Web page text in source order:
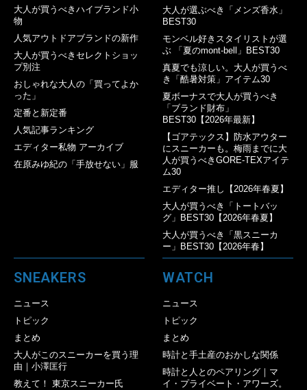
大人が買うべきハイブランド小
物
人気アウトドアブランドの新作
大人が買うべきセレクトショッ
プ別注
おしゃれな大人の「買ってよか
った」
定番と新定番
人気記事ランキング
エディター私物 アーカイブ
在原みゆ紀の「手放せない」服
大人が選ぶべき「メンズ香水」
BEST30
モンベル好きスタイリストが選
ぶ 「夏のmont-bell」BEST30
真夏でも涼しい。大人が買うべ
き「酷暑対策」アイテム30
夏ボーナスで大人が買うべき
「ブランド財布」
BEST30【2026年最新】
【ゴアテックス】防水アウター
にスニーカーも。梅雨までに大
人が買うべきGORE-TEXアイテ
ム30
エディター推し【2026年春夏】
大人が買うべき「トートバッ
グ」BEST30【2026年春夏】
大人が買うべき「黒スニーカ
ー」BEST30【2026年春】
SNEAKERS
ニュース
トピック
まとめ
大人がこのスニーカーを買う理
由｜小澤匡行
教えて！ 東京スニーカー氏
WATCH
ニュース
トピック
まとめ
時計と手土産のおかしな関係
時計と人とのペアリング｜マ
イ・プライベート・アワーズ。